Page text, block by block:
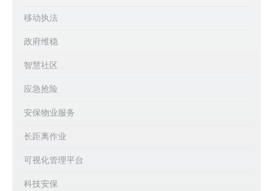
移动执法
政府维稳
智慧社区
应急抢险
安保物业服务
长距离作业
可视化管理平台
科技安保